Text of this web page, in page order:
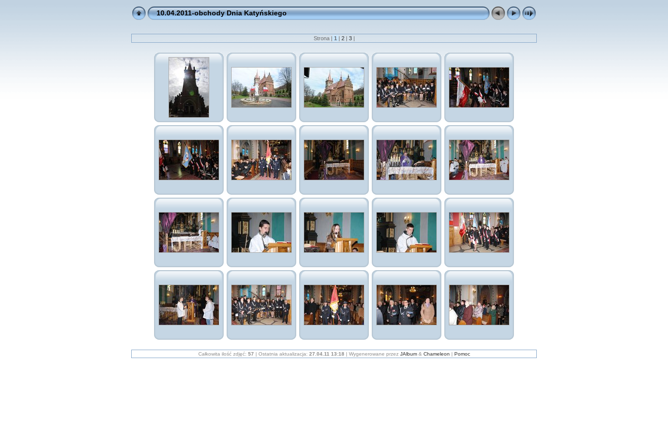
10.04.2011-obchody Dnia Katyńskiego
Strona | 1 | 2 | 3 |
Całkowita ilość zdjęć: 57 | Ostatnia aktualizacja: 27.04.11 13:18 | Wygenerowane przez JAlbum& Chameleon | Pomoc